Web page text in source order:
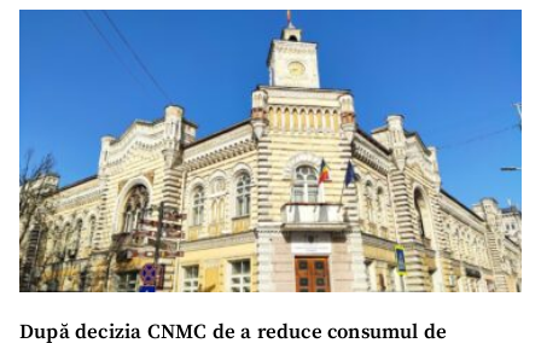
SUSȚINE
După decizia CNMC de a reduce consumul de